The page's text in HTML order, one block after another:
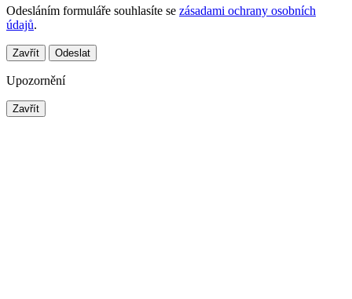
Odesláním formuláře souhlasíte se zásadami ochrany osobních
údajů.
Zavřít Odeslat
Upozornění
Zavřít